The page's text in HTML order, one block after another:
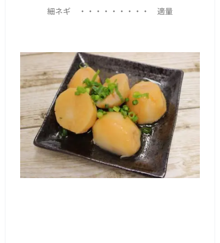
細ネギ ・・・・・・・・・ 適量